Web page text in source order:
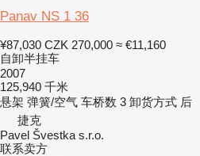
Panav NS 1 36
¥87,030 CZK 270,000 ≈ €11,160
自卸半挂车
2007
125,940 千米
悬架 弹簧/空气 车桥数 3 卸货方式 后
捷克
Pavel Švestka s.r.o.
联系卖方